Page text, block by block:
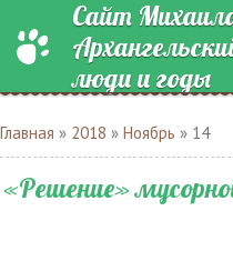
Сайт
люди и годы
Главная » 2018 » Ноябрь » 14
«Решение»